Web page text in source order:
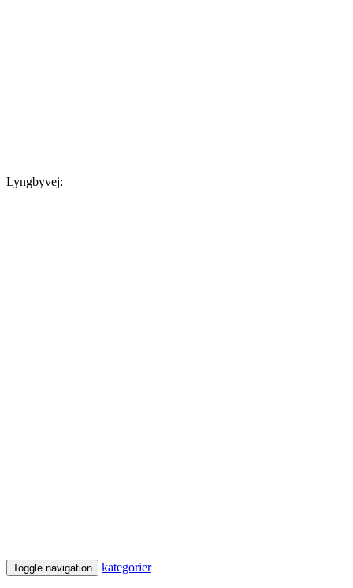
Lyngbyvej:
Toggle navigation kategorier